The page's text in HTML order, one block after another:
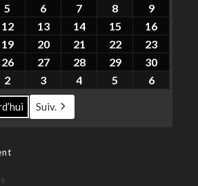
5 6 7 8
9
12 13 14 15
16
19 20 21 22
23
26 27 28 29
30
2 3 4 5 6
Suiv.